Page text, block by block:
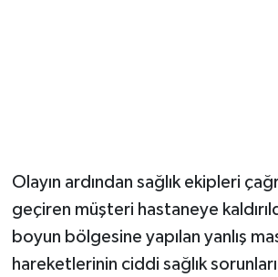
Olayın ardından sağlık ekipleri
geçiren müşteri hastaneye
boyun bölgesine yapılan yanlış
hareketlerinin ciddi sağlık